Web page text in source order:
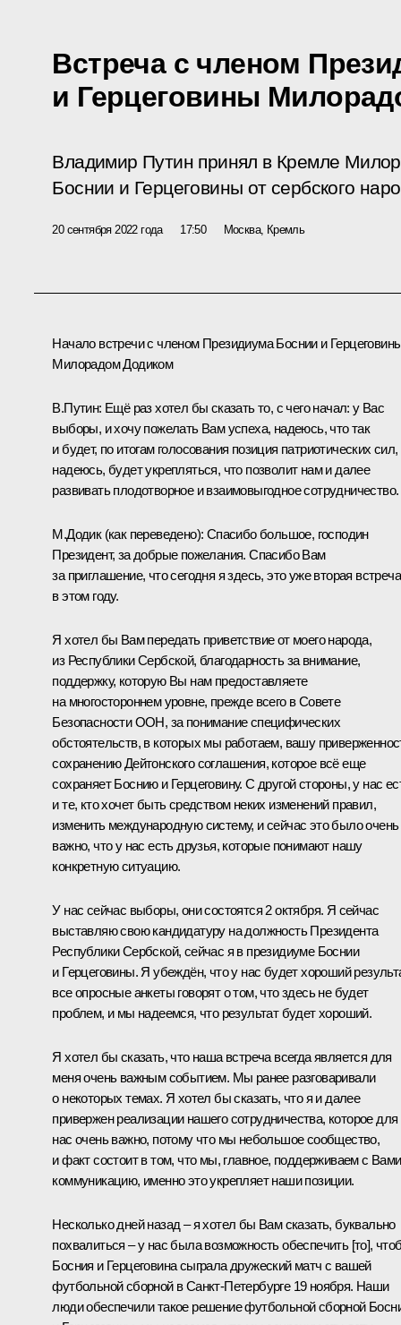
Встреча с членом
и Герцеговины
Владимир Путин принял в Кремле
Боснии и Герцеговины от сербского
20 сентября 2022 года 17:50 Москва, Кремль
Начало встречи с членом Президиума Боснии и
Милорадом Додиком
В.Путин: Ещё раз хотел бы сказать то, с чего начал: у Вас
выборы, и хочу пожелать Вам успеха, надеюсь, что так
и будет, по итогам голосования позиция патриотических сил,
надеюсь, будет укрепляться, что позволит нам и далее
развивать плодотворное и взаимовыгодное сотрудничество.
М.Додик (как переведено): Спасибо большое, господин
Президент, за добрые пожелания. Спасибо Вам
за приглашение, что сегодня я здесь, это уже вторая встреча
в этом году.
Я хотел бы Вам передать приветствие от моего народа,
из Республики Сербской, благодарность за внимание,
поддержку, которую Вы нам предоставляете
на многостороннем уровне, прежде всего в Совете
Безопасности ООН, за понимание специфических
обстоятельств, в которых мы работаем, вашу
сохранению Дейтонского соглашения, которое всё еще
сохраняет Боснию и Герцеговину. С другой стороны, у нас
и те, кто хочет быть средством неких изменений правил,
изменить международную систему, и сейчас это было очень
важно, что у нас есть друзья, которые понимают нашу
конкретную ситуацию.
У нас сейчас выборы, они состоятся 2 октября. Я сейчас
выставляю свою кандидатуру на должность Президента
Республики Сербской, сейчас я в президиуме Боснии
и Герцеговины. Я убеждён, что у нас будет хороший
все опросные анкеты говорят о том, что здесь не будет
проблем, и мы надеемся, что результат будет хороший.
Я хотел бы сказать, что наша встреча всегда является для
меня очень важным событием. Мы ранее разговаривали
о некоторых темах. Я хотел бы сказать, что я и далее
привержен реализации нашего сотрудничества, которое для
нас очень важно, потому что мы небольшое сообщество,
и факт состоит в том, что мы, главное, поддерживаем с Вами
коммуникацию, именно это укрепляет наши позиции.
Несколько дней назад – я хотел бы Вам сказать, буквально
похвалиться – у нас была возможность обеспечить [то],
Босния и Герцеговина сыграла дружеский матч с вашей
футбольной сборной в Санкт-Петербурге 19 ноября. Наши
люди обеспечили такое решение футбольной сборной